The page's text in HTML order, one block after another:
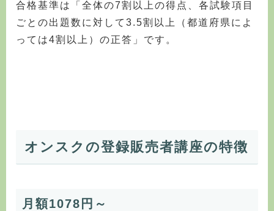
合格基準は「全体の7割以上の得点、各試験項目
ごとの出題数に対して3.5割以上（都道府県によ
っては4割以上）の正答」です。
オンスクの登録販売者講座の特徴
月額1078円～